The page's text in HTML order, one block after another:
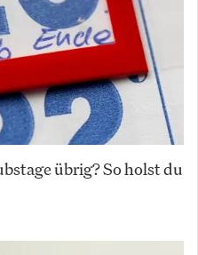
übrig? So holst du